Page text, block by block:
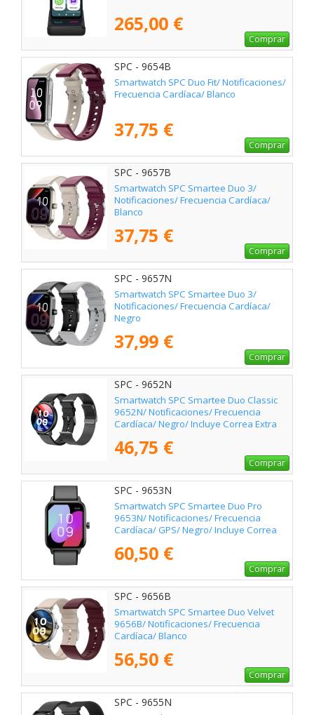
265,00 €
Comprar
SPC - 9654B
Smartwatch SPC Duo Fit/ Notificaciones/
Frecuencia Cardíaca/ Blanco
37,75 €
Comprar
SPC - 9657B
Smartwatch SPC Smartee Duo 3/
Notificaciones/ Frecuencia Cardíaca/
Blanco
37,75 €
Comprar
SPC - 9657N
Smartwatch SPC Smartee Duo 3/
Notificaciones/ Frecuencia Cardíaca/
Negro
37,99 €
Comprar
SPC - 9652N
Smartwatch SPC Smartee Duo Classic
9652N/ Notificaciones/ Frecuencia
Cardíaca/ Negro/ Incluye Correa Extra
46,75 €
Comprar
SPC - 9653N
Smartwatch SPC Smartee Duo Pro
9653N/ Notificaciones/ Frecuencia
Cardíaca/ GPS/ Negro/ Incluye Correa
60,50 €
Comprar
SPC - 9656B
Smartwatch SPC Smartee Duo Velvet
9656B/ Notificaciones/ Frecuencia
Cardíaca/ Blanco
56,50 €
Comprar
SPC - 9655N